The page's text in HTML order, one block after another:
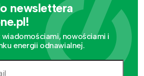
newslettera
wiadomościami, nowościami i
energii odnawialnej.